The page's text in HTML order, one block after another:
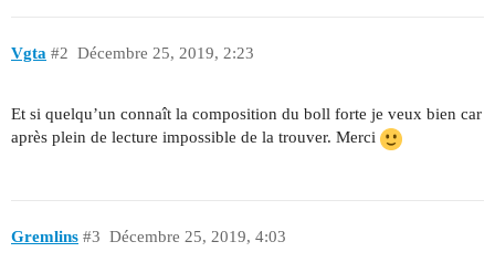
Vgta Décembre 25, 2019, 2:23
#2
Et si quelqu’un connaît la composition du boll forte je veux bien car
après plein de lecture impossible de la trouver. Merci
Gremlins Décembre 25, 2019, 4:03
#3